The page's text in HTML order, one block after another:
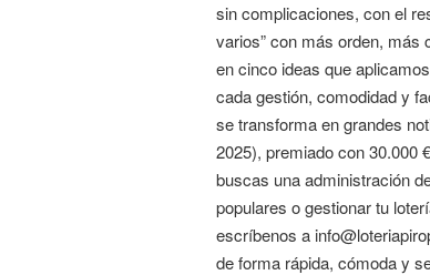
sin complicaciones, con el
varios” con más orden, más
en cinco ideas que
cada gestión, comodidad y
se transforma en grandes
2025), premiado con 30.000
buscas una administración
populares o gestionar tu
escríbenos a
de forma rápida, cómoda y